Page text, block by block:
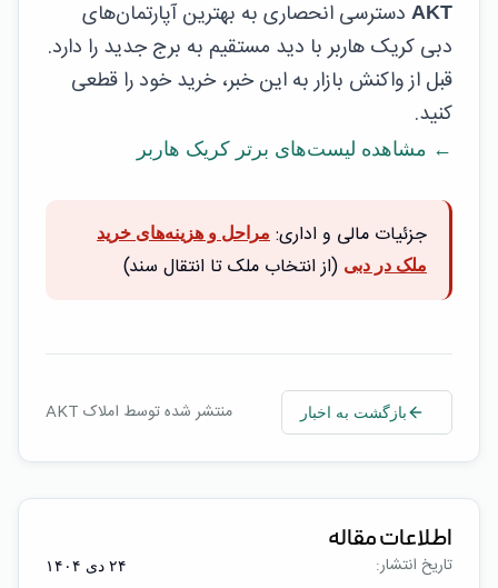
AKT دسترسی انحصاری به بهترین آپارتمان‌های
دبی کریک هاربر با دید مستقیم به برج جدید را دارد.
قبل از واکنش بازار به این خبر، خرید خود را قطعی
کنید.
← مشاهده لیست‌های برتر کریک هاربر
جزئیات مالی و اداری: مراحل و هزینه‌های خرید
ملک در دبی (از انتخاب ملک تا انتقال سند)
بازگشت به اخبار منتشر شده توسط املاک AKT
اطلاعات مقاله
تاریخ انتشار: ۲۴ دی ۱۴۰۴